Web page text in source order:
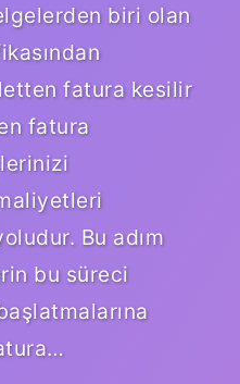
biri olan
fatura kesilir
fatura
Bu adım
bu süreci